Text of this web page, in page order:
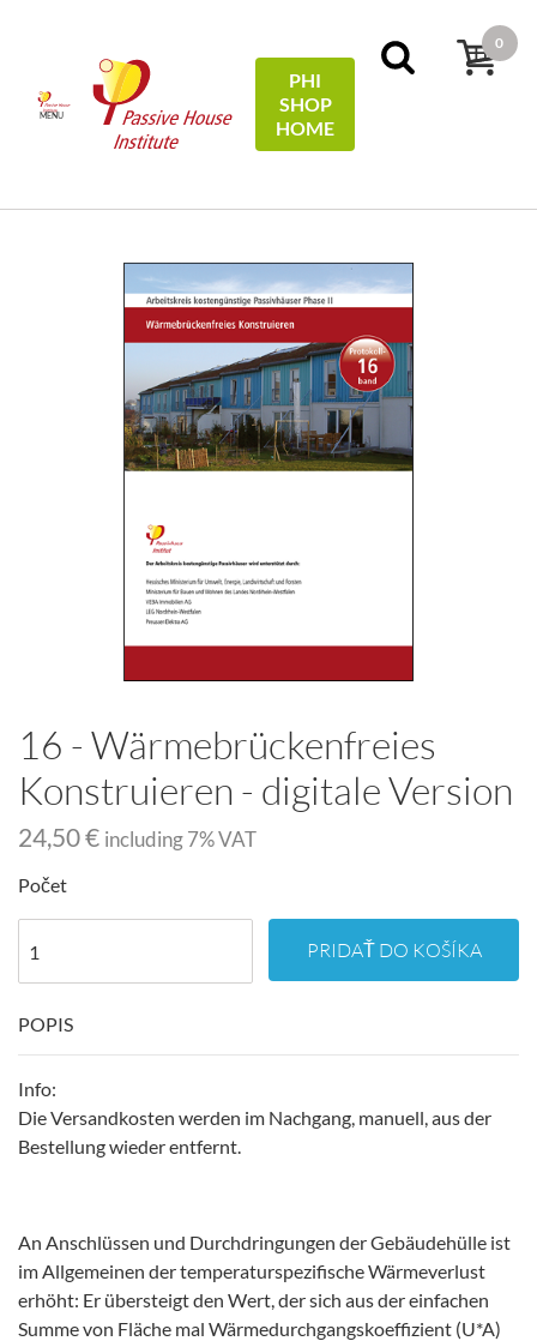
MENU
PHI
SHOP
HOME
0
Protocols
16 - Wärmebrückenfreies
16 - Wärmebrückenfreies
Konstruieren - digitale Version
24,50 € including 7% VAT
Počet
PRIDAŤ DO KOŠÍKA
POPIS
Info:
Die Versandkosten werden im Nachgang, manuell, aus der
Bestellung wieder entfernt.
An Anschlüssen und Durchdringungen der Gebäudehülle ist
im Allgemeinen der temperaturspezifische Wärmeverlust
erhöht: Er übersteigt den Wert, der sich aus der einfachen
Summe von Fläche mal Wärmedurchgangskoeffizient (U*A)